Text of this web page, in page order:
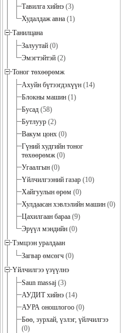
Тавилга хийнэ (3)
Худалдаж авна (1)
Танилцана
Залуутай (0)
Эмэгтэйтэй (2)
Тоног төхөөрөмж
Ахуйн бүтээгдэхүүн (14)
Блокны машин (1)
Бусад (58)
Бутлуур (2)
Вакум цонх (0)
Гүний худгийн тоног
төхөөрөмж(0)
Угаалгын (0)
Үйлчилгээний газар (10)
Хайгуулын өрөм (0)
Хулдаасан хэвлэлийн машин (0)
Цахилгаан бараа (9)
Эрүүл мэндийн (0)
Тэмцээн уралдаан
Загвар өмсөгч (0)
Үйлчилгээ үзүүлнэ
Saun massaj (3)
АУДИТ хийнэ (14)
АУРА оношлогоо (0)
Бөө, зурхай, үзлэг, үйлчилгээ
(0)